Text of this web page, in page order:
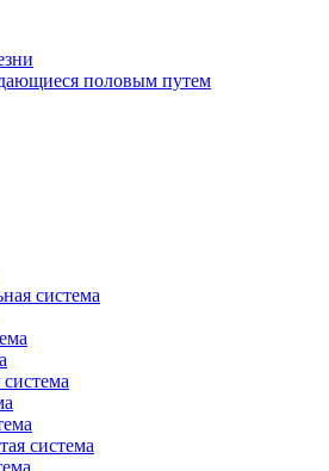
половым путем
система
система